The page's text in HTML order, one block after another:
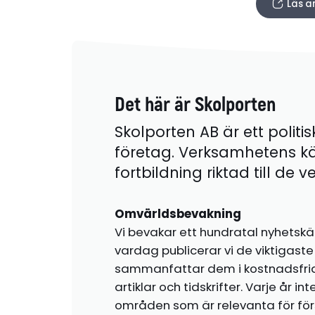
Läs
Det här är Skolporten
Skolporten AB är ett
företag. Verksamhetens
fortbildning riktad till de
Omvärldsbevakning
Vi bevakar ett hundratal
vardag publicerar vi de
sammanfattar dem i
artiklar och tidskrifter. Varje år
områden som är relevanta för